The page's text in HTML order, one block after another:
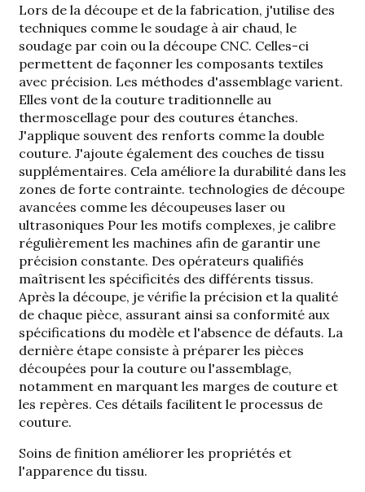
Lors de la découpe et de la fabrication, j'utilise des
techniques comme le soudage à air chaud, le
soudage par coin ou la découpe CNC. Celles-ci
permettent de façonner les composants textiles
avec précision. Les méthodes d'assemblage varient.
Elles vont de la couture traditionnelle au
thermoscellage pour des coutures étanches.
J'applique souvent des renforts comme la double
couture. J'ajoute également des couches de tissu
supplémentaires. Cela améliore la durabilité dans les
zones de forte contrainte. technologies de découpe
avancées comme les découpeuses laser ou
ultrasoniques Pour les motifs complexes, je calibre
régulièrement les machines afin de garantir une
précision constante. Des opérateurs qualifiés
maîtrisent les spécificités des différents tissus.
Après la découpe, je vérifie la précision et la qualité
de chaque pièce, assurant ainsi sa conformité aux
spécifications du modèle et l'absence de défauts. La
dernière étape consiste à préparer les pièces
découpées pour la couture ou l'assemblage,
notamment en marquant les marges de couture et
les repères. Ces détails facilitent le processus de
couture.
Soins de finition améliorer les propriétés et
l'apparence du tissu.